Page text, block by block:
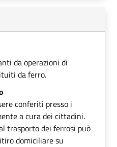
da operazioni di
da ferro.
conferiti presso i
a cura dei cittadini.
trasporto dei ferrosi può
domiciliare su